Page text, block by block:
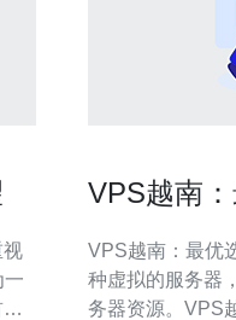
视
一
VPS越南
VPS越南：最优选择 VPS（Virtual Private
种虚拟的服务器
务器资源。VPS